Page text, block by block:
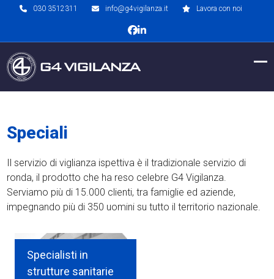
030 3512311 info@g4vigilanza.it Lavora con noi
Facebook
LinkedIn
Speciali
Il servizio di viglianza ispettiva è il tradizionale servizio di
ronda, il prodotto che ha reso celebre G4 Vigilanza.
Serviamo più di 15.000 clienti, tra famiglie ed aziende,
impegnando più di 350 uomini su tutto il territorio nazionale.
Specialisti in
strutture sanitarie